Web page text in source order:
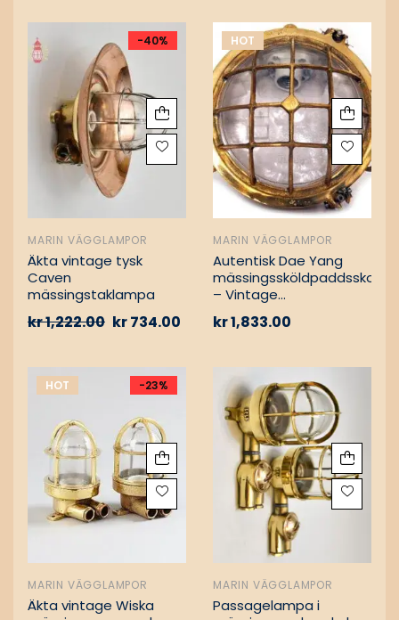
-40%
MARIN VÄGGLAMPOR
Äkta vintage tysk
Caven
mässingstaklampa
kr1,222.00 kr734.00
HOT
MARIN VÄGGLAMPOR
Autentisk Dae Yang
– Vintage
kr1,833.00
HOT -23%
MARIN VÄGGLAMPOR
Äkta vintage Wiska
MARIN VÄGGLAMPOR
Passagelampa i